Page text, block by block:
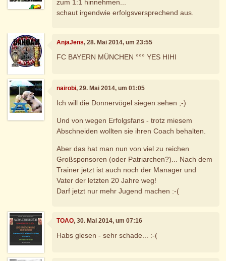
zum 1:1 hinnehmen...
schaut irgendwie erfolgsversprechend aus.
AnjaJens, 28. Mai 2014, um 23:55
FC BAYERN MÜNCHEN °°° YES HIHI
nairobi, 29. Mai 2014, um 01:05
Ich will die Donnervögel siegen sehen ;-)
Und von wegen Erfolgsfans - trotz miesem
Abschneiden wollten sie ihren Coach behalten.
Aber das hat man nun von viel zu reichen
Großsponsoren (oder Patriarchen?)... Nach dem
Trainer jetzt ist auch noch der Manager und
Vater der letzten 20 Jahre weg!
Darf jetzt nur mehr Jugend machen :-(
TOAO, 30. Mai 2014, um 07:16
Habs glesen - sehr schade... :-(